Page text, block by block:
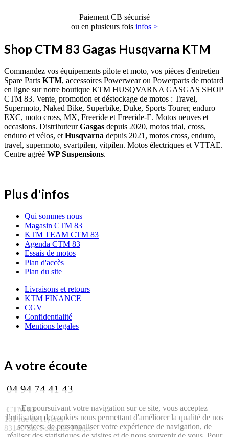
Paiement CB sécurisé
ou en plusieurs fois infos >
Shop CTM 83 Gagas Husqvarna KTM
Commandez vos équipements pilote et moto, vos pièces d'entretien
Spare Parts KTM, accessoires Powerwear ou Powerparts de motard
en ligne sur notre boutique KTM HUSQVARNA GASGAS SHOP
CTM 83. Vente, promotion et déstockage de motos : Travel,
Supermoto, Naked Bike, Superbike, Duke, Sports Tourer, enduro
EXC, moto cross, MX, Freeride et Freeride-E. Motos neuves et
occasions. DistributeurGasgas depuis 2020, motos trial, cross,
enduro et vélos, et Husqvarna depuis 2021, motos cross, enduro,
travel, supermoto, svartpilen, vitpilen. Motos électriques et VTTAE.
Centre agréé WP Suspensions.
Plus d'infos
Qui sommes nous
Magasin CTM 83
KTM TEAM CTM 83
Agenda CTM 83
Essais de motos
Plan d'accès
Plan du site
Livraisons et retours
KTM FINANCE
CGV
Confidentialité
Mentions legales
A votre écoute
04 94 74 41 43
CTM 83
161 rue de Hyères
83140 Six-Fours les Plages
En poursuivant votre navigation sur ce site, vous acceptez
l’utilisation de cookies nous permettant d'améliorer la qualité de nos
services, de personnaliser votre expérience de navigation, de